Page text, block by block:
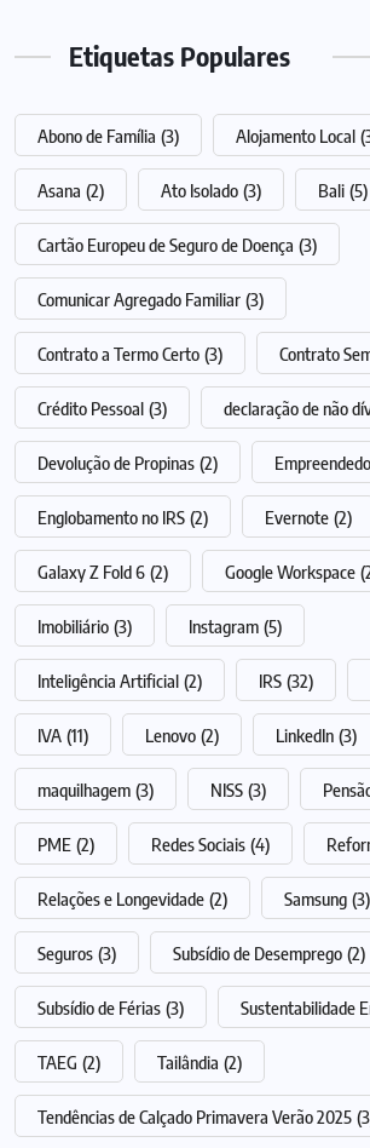
Etiquetas Populares
Abono de Família (3) Alojamento Local
Asana (2) Ato Isolado (3) Bali (5)
Cartão Europeu de Seguro de Doença (3)
Comunicar Agregado Familiar (3)
Contrato a Termo Certo (3) Contrato
Crédito Pessoal (3) declaração de não
Devolução de Propinas (2)
Englobamento no IRS (2) Evernote (2)
Galaxy Z Fold 6 (2) Google Workspace
Imobiliário (3) Instagram (5)
Inteligência Artificial (2) IRS (32)
IVA (11) Lenovo (2) LinkedIn (3)
maquilhagem (3) NISS (3)
PME (2) Redes Sociais (4)
Relações e Longevidade (2) Samsung (3)
Seguros (3) Subsídio de Desemprego (2)
Subsídio de Férias (3) Sustentabilidade
TAEG (2) Tailândia (2)
Tendências de Calçado Primavera Verão 2025